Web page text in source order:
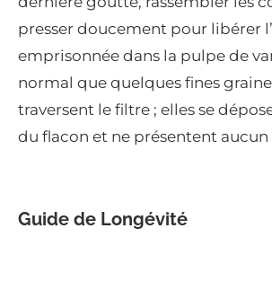
presser doucement pour libérer
emprisonnée dans la pulpe de
normal que quelques fines
traversent le filtre ; elles se
du flacon et ne présentent
Guide de Longévité